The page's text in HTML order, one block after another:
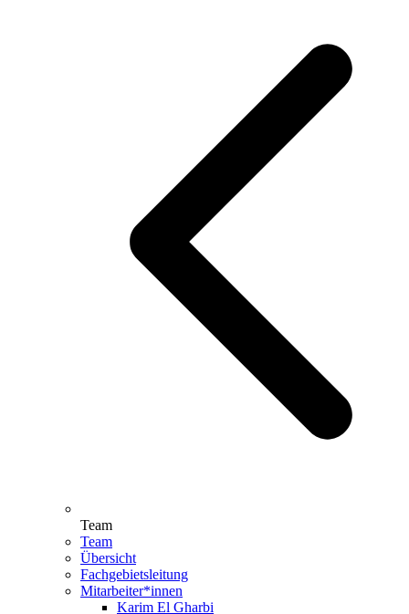
Team
Team
Übersicht
Fachgebietsleitung
Mitarbeiter*innen
Karim El Gharbi